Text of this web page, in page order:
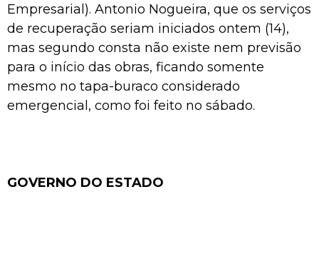
Empresarial). Antonio Nogueira, que os serviços
de recuperação seriam iniciados ontem (14),
mas segundo consta não existe nem previsão
para o início das obras, ficando somente
mesmo no tapa-buraco considerado
emergencial, como foi feito no sábado.
GOVERNO DO ESTADO